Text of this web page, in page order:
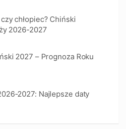
chłopiec? Chiński
2026-2027
2027 – Prognoza Roku
2027: Najlepsze daty